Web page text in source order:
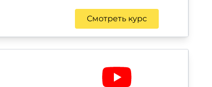
Смотреть курс